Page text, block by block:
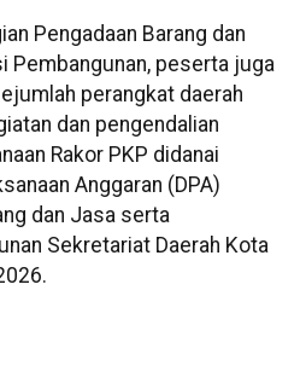
Pengadaan Barang dan
Pembangunan, peserta juga
perangkat daerah
dan pengendalian
Rakor PKP didanai
Anggaran (DPA)
dan Jasa serta
Sekretariat Daerah Kota